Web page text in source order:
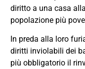
diritto a una casa
popolazione più
In preda alla loro
diritti inviolabili dei
più obbligatorio il